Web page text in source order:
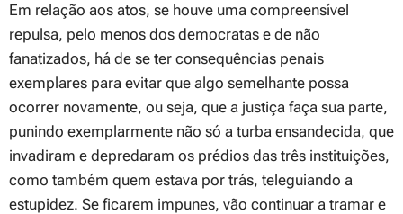
Em relação aos atos, se houve uma compreensível
repulsa, pelo menos dos democratas e de não
fanatizados, há de se ter consequências penais
exemplares para evitar que algo semelhante possa
ocorrer novamente, ou seja, que a justiça faça sua parte,
punindo exemplarmente não só a turba ensandecida, que
invadiram e depredaram os prédios das três instituições,
como também quem estava por trás, teleguiando a
estupidez. Se ficarem impunes, vão continuar a tramar e